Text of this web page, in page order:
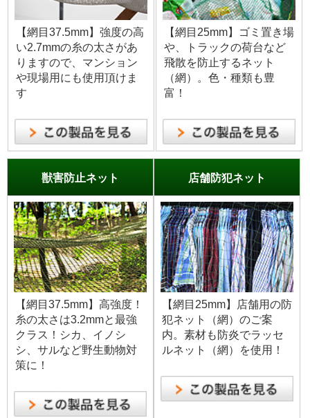
【網目37.5mm】強度の高
い2.7mmの糸の太さがあ
りますので、マンション
や現場用にも使用頂けま
す
【網目25mm】ゴミ置き場
や、トラックの荷台など
飛散を防止するネット
（網）。色・種類も豊
富！
獣害防止ネット
【網目37.5mm】高強度！
糸の太さは3.2mmと最強
クラス！シカ、イノシ
シ、サルなど野生動物対
策に！
店舗防犯ネット
【網目25mm】店舗用の防
犯ネット（網）のご案
内。素材も防炎でラッセ
ルネット（網）を使用！